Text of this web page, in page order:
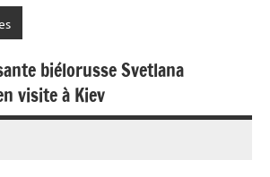
biélorusse Svetlana
visite à Kiev